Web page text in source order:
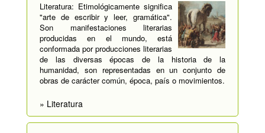
Literatura: Etimológicamente significa
"arte de escribir y leer, gramática".
Son manifestaciones literarias
producidas en el mundo, está
conformada por producciones literarias
de las diversas épocas de la historia de la
humanidad, son representadas en un conjunto de
obras de carácter común, época, país o movimientos.
» Literatura